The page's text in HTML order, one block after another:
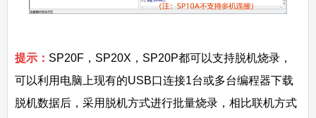
提示： SP20F，SP20X，SP20P都可以支持脱机烧录，
可以利用电脑上现有的USB口连接1台或多台编程器下载
脱机数据后，采用脱机方式进行批量烧录，相比联机方式